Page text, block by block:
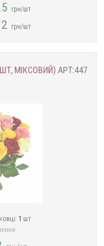
грн/шт
грн/шт
МІКСОВИЙ) АРТ:447
1 шт